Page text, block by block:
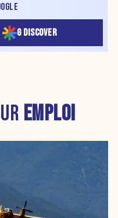
G DISCOVER
EMPLOI